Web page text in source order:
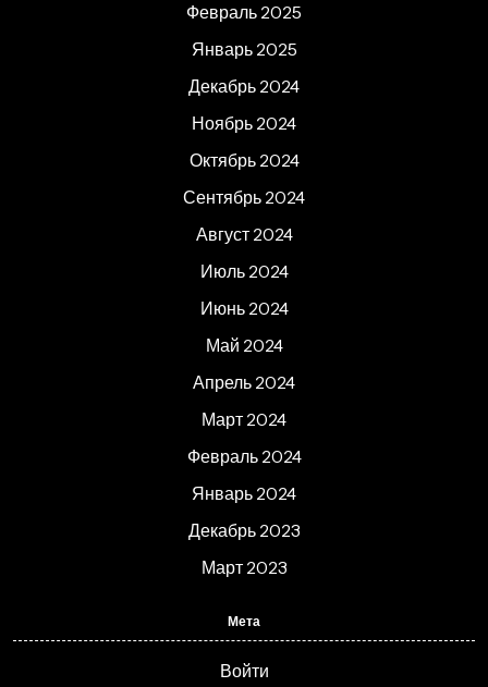
Февраль 2025
Январь 2025
Декабрь 2024
Ноябрь 2024
Октябрь 2024
Сентябрь 2024
Август 2024
Июль 2024
Июнь 2024
Май 2024
Апрель 2024
Март 2024
Февраль 2024
Январь 2024
Декабрь 2023
Март 2023
Мета
Войти